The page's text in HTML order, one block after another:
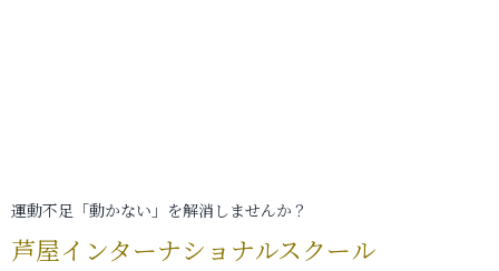
運動不足「動かない」を解消しませんか？
芦屋インターナショナルスクール